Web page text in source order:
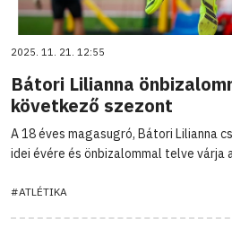
2025. 11. 21. 12:55
Bátori Lilianna
következő szezont
A 18 éves magasugró, Bátori Lilianna
idei évére és önbizalommal telve várja
#ATLÉTIKA